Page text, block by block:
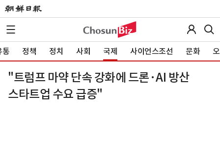
통 정책 정치 사회 국제 사이언스조선 문화
"트럼프 마약 단속 강화에 드론·AI 방산
스타트업 수요 급증"